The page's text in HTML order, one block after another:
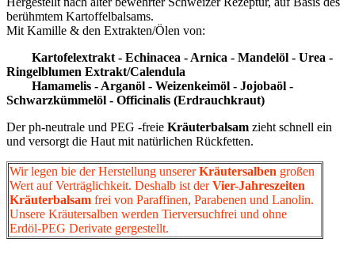
berühmtem Kartoffelbalsams.
Mit Kamille & den Extrakten/Ölen von:
Kartofelextrakt - Echinacea - Arnica - Mandelöl - Urea -
Ringelblumen Extrakt/Calendula
Hamamelis - Arganöl - Weizenkeimöl - Jojobaöl -
Schwarzkümmelöl - Officinalis (Erdrauchkraut)
Der ph-neutrale und PEG -freie Kräuterbalsam zieht schnell ein
und versorgt die Haut mit natürlichen Rückfetten.
Wir legen bie der Herstellung unsererKräutersalben großen
Wert auf Verträglichkeit. Deshalb ist derVier-Jahreszeiten
Kräuterbalsam frei von Paraffinen, Parabenen und Lanolin.
Unsere Kräutersalben werden Tierversuchfrei und ohne
Erdöl-PEG Derivate gergestellt.